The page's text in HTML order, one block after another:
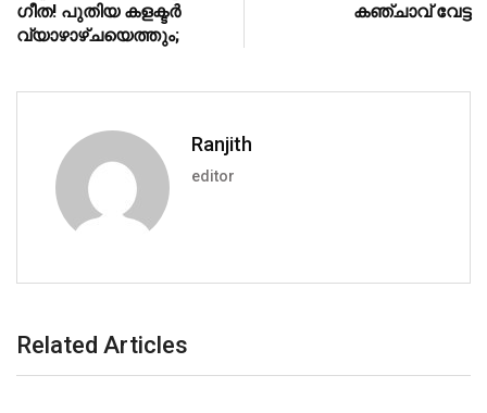
ഗീത! പുതിയ കളക്ടര്‍
വ്യാഴാഴ്ചയെത്തും;
കഞ്ചാവ് വേട്ട
Ranjith
editor
Related Articles